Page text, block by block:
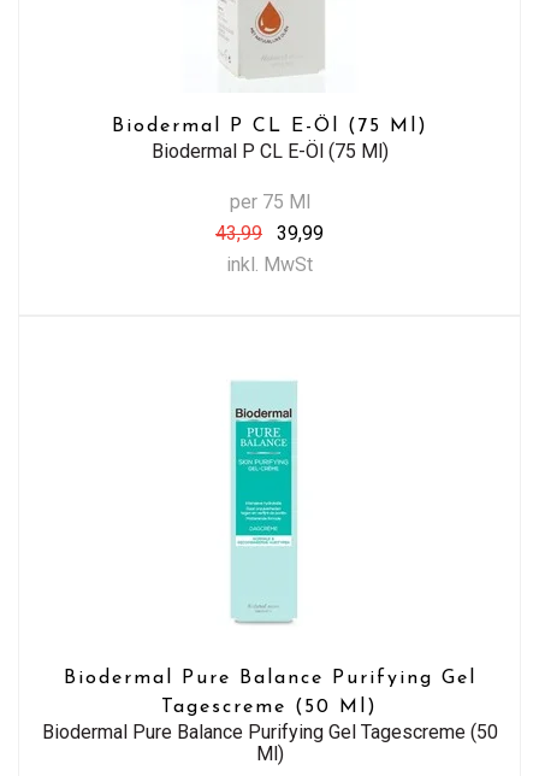
Biodermal P CL E-Öl (75 Ml)
Biodermal P CL E-Öl (75 Ml)
per 75 Ml
43,99
39,99
inkl. MwSt
Biodermal Pure Balance Purifying Gel
Tagescreme (50 Ml)
Biodermal Pure Balance Purifying Gel Tagescreme (50
Ml)